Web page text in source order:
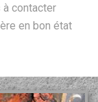
à contacter
en bon état